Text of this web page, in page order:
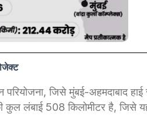
परियोजना, जिसे मुंबई-अहमदाबाद
कुल लंबाई 508 किलोमीटर है, जिसे